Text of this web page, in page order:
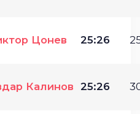
Цонев 25:26
Калинов 25:26